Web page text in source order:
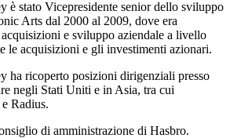
è stato Vicepresidente senior dello sviluppo
Arts dal 2000 al 2009, dove era
e sviluppo aziendale a livello
le acquisizioni e gli investimenti azionari.
ha ricoperto posizioni dirigenziali presso
negli Stati Uniti e in Asia, tra cui
Radius.
di amministrazione di Hasbro.